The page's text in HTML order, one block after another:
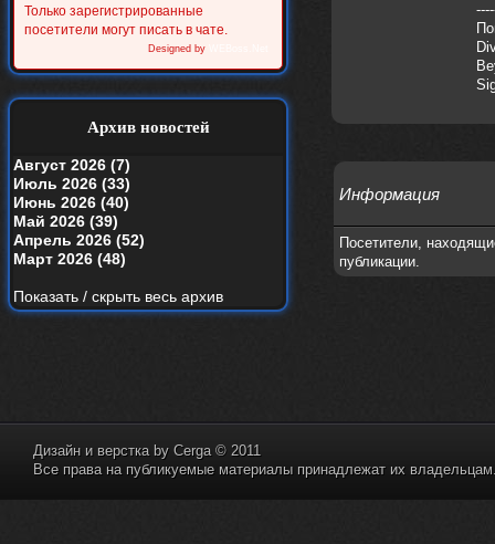
XINRQPkrkA
https://www.youtube.com/watch?v=z
UVvJjZIu_U
Alternativshik_6
uKlOHIAazU
unit22423
Всем приветы там говорЬ look outside
your window вышел
nеrvous_dеvil
Альбом года баста/гуф
Alternativshik_6 15 апреля 2026
nеrvous_dеvil 29 марта 2026
Только зарегистрированные
посетители могут писать в чате.
Designed by
Архив новостей
Август 2026 (7)
Июль 2026 (33)
Июнь 2026 (40)
Май 2026 (39)
Апрель 2026 (52)
Март 2026 (48)
Показать / скрыть весь архив
Информация
Посетители,
публикации.
Дизайн и верстка by Cerga© 2011
Все права на публикуемые материалы принадлежат их